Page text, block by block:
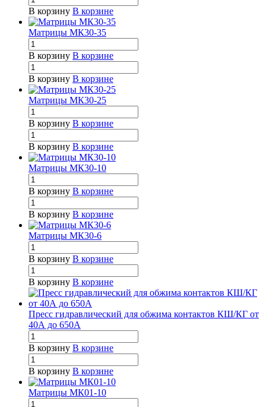
В корзину В корзине
Матрицы МК30-35
В корзину В корзине
В корзину В корзине
Матрицы МК30-25
В корзину В корзине
В корзину В корзине
Матрицы МК30-10
В корзину В корзине
В корзину В корзине
Матрицы МК30-6
В корзину В корзине
В корзину В корзине
Пресс гидравлический для обжима контактов КШ/КГ от
40А до 650А
В корзину В корзине
В корзину В корзине
Матрицы МК01-10